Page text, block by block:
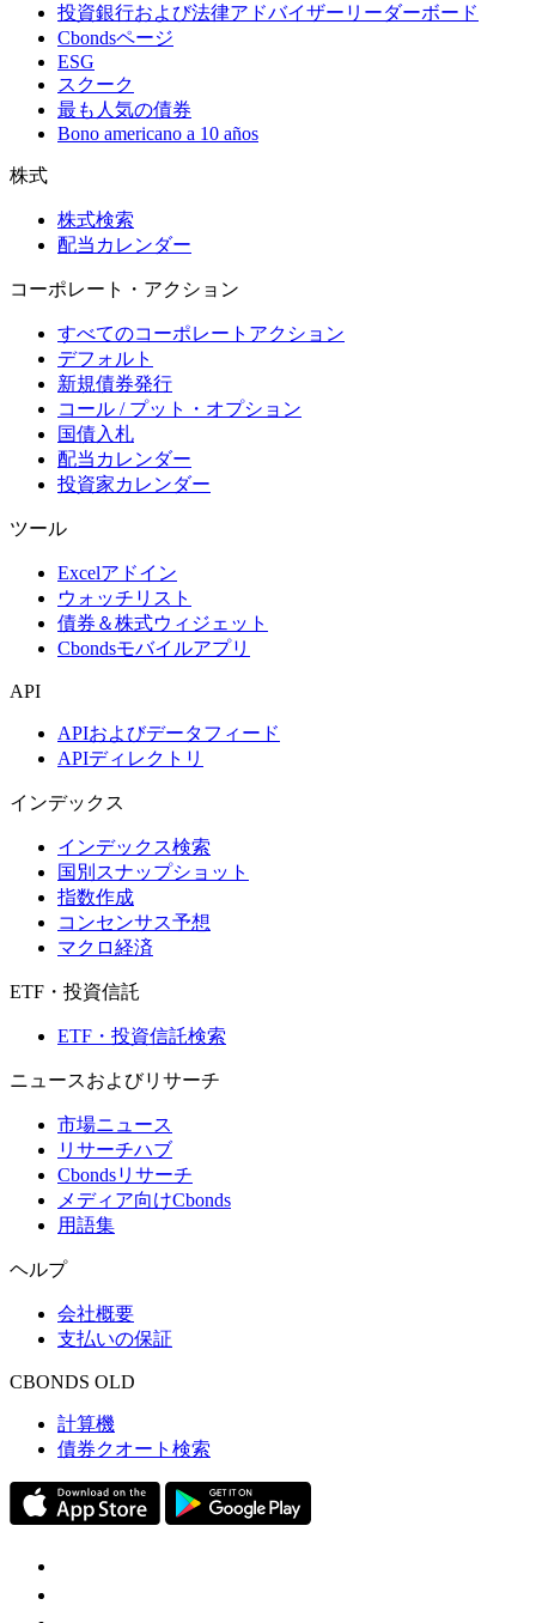
投資銀行および法律アドバイザーリーダーボード
Cbondsページ
ESG
スクーク
最も人気の債券
Bono americano a 10 años
株式
株式検索
配当カレンダー
コーポレート・アクション
すべてのコーポレートアクション
デフォルト
新規債券発行
コール / プット・オプション
国債入札
配当カレンダー
投資家カレンダー
ツール
Excelアドイン
ウォッチリスト
債券＆株式ウィジェット
Cbondsモバイルアプリ
API
APIおよびデータフィード
APIディレクトリ
インデックス
インデックス検索
国別スナップショット
指数作成
コンセンサス予想
マクロ経済
ETF・投資信託
ETF・投資信託検索
ニュースおよびリサーチ
市場ニュース
リサーチハブ
Cbondsリサーチ
メディア向けCbonds
用語集
ヘルプ
会社概要
支払いの保証
CBONDS OLD
計算機
債券クオート検索